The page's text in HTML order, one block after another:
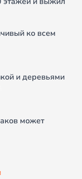
ко всем
и деревьями
может